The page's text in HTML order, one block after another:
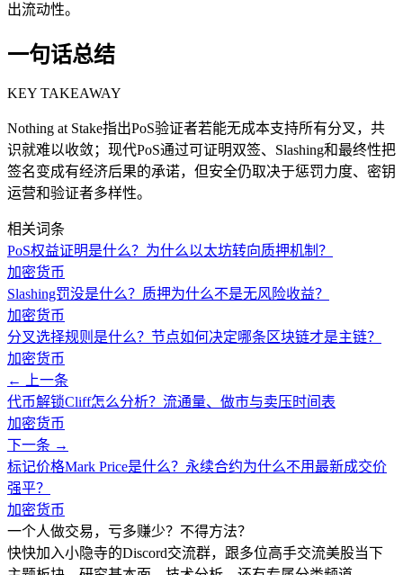
出流动性。
一句话总结
KEY TAKEAWAY
Nothing at Stake指出PoS验证者若能无成本支持所有分叉，共
识就难以收敛；现代PoS通过可证明双签、Slashing和最终性把
签名变成有经济后果的承诺，但安全仍取决于惩罚力度、密钥
运营和验证者多样性。
相关词条
PoS权益证明是什么？为什么以太坊转向质押机制？
加密货币
Slashing罚没是什么？质押为什么不是无风险收益？
加密货币
分叉选择规则是什么？节点如何决定哪条区块链才是主链？
加密货币
← 上一条
代币解锁Cliff怎么分析？流通量、做市与卖压时间表
加密货币
下一条 →
标记价格Mark Price是什么？永续合约为什么不用最新成交价
强平？
加密货币
一个人做交易，亏多赚少？不得方法？
快快加入小隐寺的Discord交流群，跟多位高手交流美股当下